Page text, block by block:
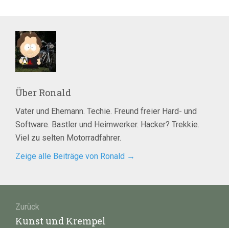
Über Ronald
Vater und Ehemann. Techie. Freund freier Hard- und
Software. Bastler und Heimwerker. Hacker? Trekkie.
Viel zu selten Motorradfahrer.
Zeige alle Beiträge von Ronald →
Zurück
Vorheriger
Kunst und Krempel